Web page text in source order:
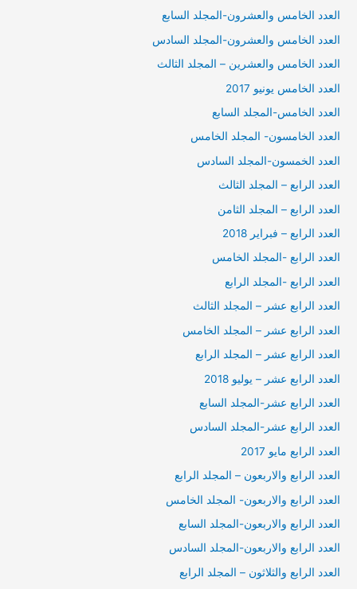
العدد الخامس والعشرون-المجلد السابع
العدد الخامس والعشرون-المجلد السادس
العدد الخامس والعشرين – المجلد الثالث
العدد الخامس يونيو 2017
العدد الخامس-المجلد السابع
العدد الخامسون- المجلد الخامس
العدد الخمسون-المجلد السادس
العدد الرابع – المجلد الثالث
العدد الرابع – المجلد الثامن
العدد الرابع – فبراير 2018
العدد الرابع -المجلد الخامس
العدد الرابع -المجلد الرابع
العدد الرابع عشر – المجلد الثالث
العدد الرابع عشر – المجلد الخامس
العدد الرابع عشر – المجلد الرابع
العدد الرابع عشر – يوليو 2018
العدد الرابع عشر-المجلد السابع
العدد الرابع عشر-المجلد السادس
العدد الرابع مايو 2017
العدد الرابع والاربعون – المجلد الرابع
العدد الرابع والاربعون- المجلد الخامس
العدد الرابع والاربعون-المجلد السابع
العدد الرابع والاربعون-المجلد السادس
العدد الرابع والثلاثون – المجلد الرابع